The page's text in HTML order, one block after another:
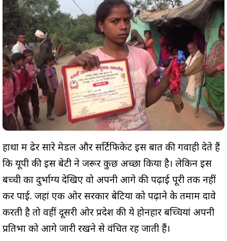
हाथों में ढेर सारे मेडल और सर्टिफिकेट इस बात की गवाही देते हैं
कि यूपी की इस बेटी ने जरूर कुछ अच्छा किया है। लेकिन इस
बच्ची का दुर्भाग्य देखिए वो अपनी आगे की पढ़ाई पूरी तक नहीं
कर पाई. जहां एक ओर सरकार बेटियों को पढ़ाने के तमाम दावे
करती है तो वहीं दूसरी ओर प्रदेश की ये होनहार बच्चियां अपनी
प्रतिभा को आगे जारी रखने से वंचित रह जाती हैं।